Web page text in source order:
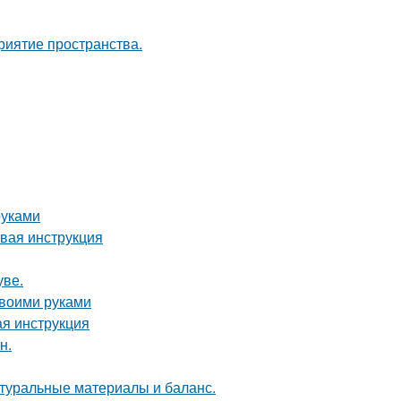
пространства.
инструкция
руками
инструкция
материалы и баланс.